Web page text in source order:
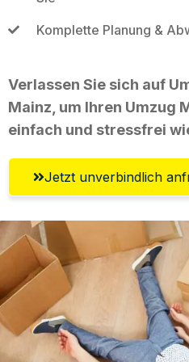
Komplette Planung &
Verlassen Sie sich auf
Mainz, um Ihren Umzug
einfach und stressfrei
Jetzt unverbindlich